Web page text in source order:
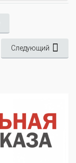
Следующий